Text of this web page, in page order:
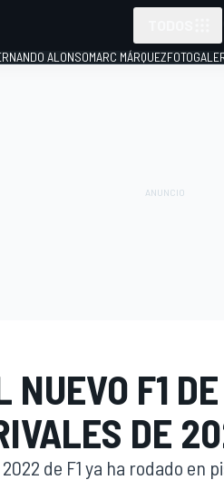
ALONSOMARC MÁRQUEZ
NUEVO F1 DE
DE
de F1 ya ha rodado en